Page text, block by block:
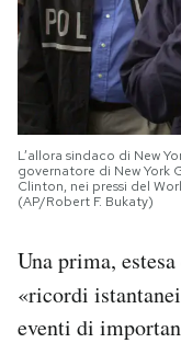
L’allora sindaco di New
governatore di New York
Clinton, nei pressi del
(AP/Robert F. Bukaty)
Una prima,
«ricordi
eventi di